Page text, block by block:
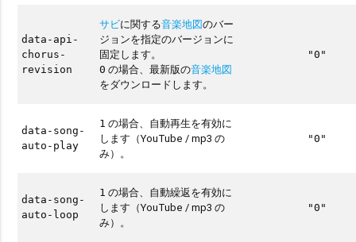
data-api-
chorus-
revision
サビに関する音楽地図のバー
ジョンを指定のバージョンに
固定します。
0 の場合、最新版の音楽地図
をダウンロードします。
"0"
data-song-
auto-play
1 の場合、自動再生を有効に
します（YouTube / mp3 の
み）。
"0"
data-song-
auto-loop
1 の場合、自動繰返を有効に
します（YouTube / mp3 の
み）。
"0"